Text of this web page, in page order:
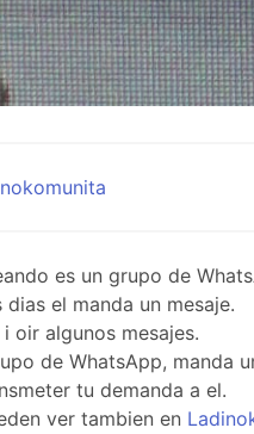
es un grupo de
el manda un mesaje.
oir algunos mesajes.
de WhatsApp, manda
tu demanda a el.
ver tambien en